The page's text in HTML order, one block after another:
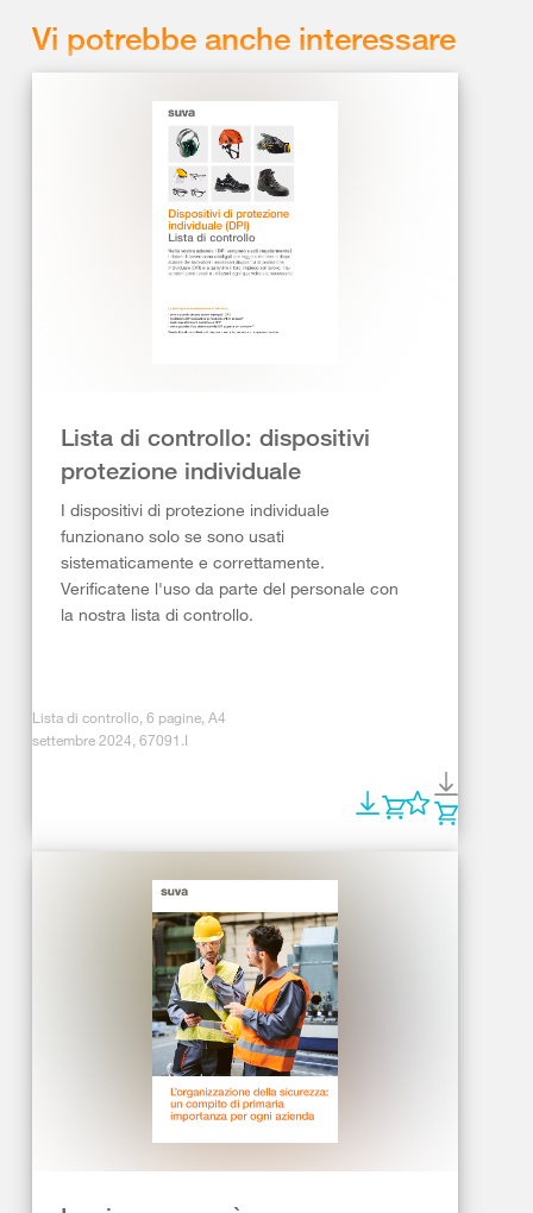
Vi potrebbe anche interessare
Lista di controllo: dispositivi
protezione individuale
I dispositivi di protezione individuale
funzionano solo se sono usati
sistematicamente e correttamente.
Verificatene l'uso da parte del personale con
la nostra lista di controllo.
Lista di controllo, 6 pagine, A4
settembre 2024, 67091.I